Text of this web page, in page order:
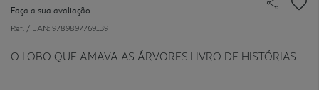
Faça a sua avaliação
Ref. / EAN: 9789897769139
O LOBO QUE AMAVA AS ÁRVORES:LIVRO DE HISTÓRIAS